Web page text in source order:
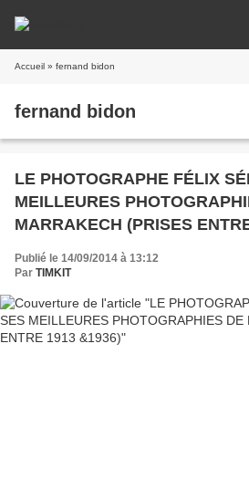
Accueil » fernand bidon
fernand bidon
LE PHOTOGRAPHE FÉLIX
MEILLEURES
MARRAKECH (PRISES
Publié le 14/09/2014 à 13:12
Par TIMKIT